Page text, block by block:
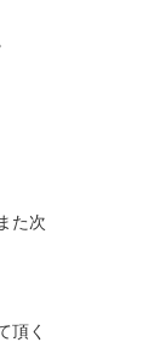
た次
頂く